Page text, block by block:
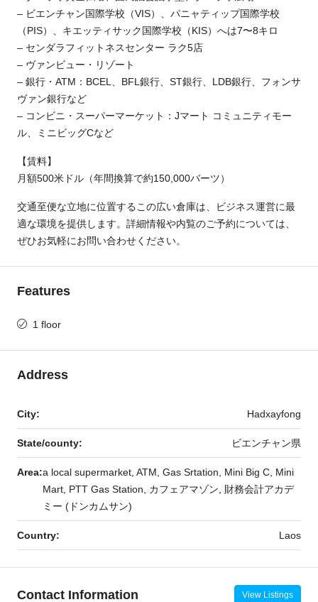
– ビエンチャン国際学校（VIS）、パニャティップ国際学校
（PIS）、キエッティサック国際学校（KIS）へは7〜8キロ
– センダラフィットネスセンター ラク5店
– ヴァンビュー・リゾート
– 銀行・ATM：BCEL、BFL銀行、ST銀行、LDB銀行、フォンサ
ヴァン銀行など
– コンビニ・スーパーマーケット：Jマート コミュニティモー
ル、ミニビッグCなど
【賃料】
月額500米ドル（年間換算で約150,000バーツ）
交通至便な立地に位置するこの広い倉庫は、ビジネス運営に最
適な環境を提供します。詳細情報や内覧のご予約については、
ぜひお気軽にお問い合わせください。
Features
1 floor
Address
City: Hadxayfong
State/county: ビエンチャン県
Area:a local supermarket, ATM, Gas Srtation, Mini Big C, Mini
Mart, PTT Gas Station, カフェアマゾン, 財務会計アカデ
ミー (ドンカムサン)
Country: Laos
Contact Information View Listings